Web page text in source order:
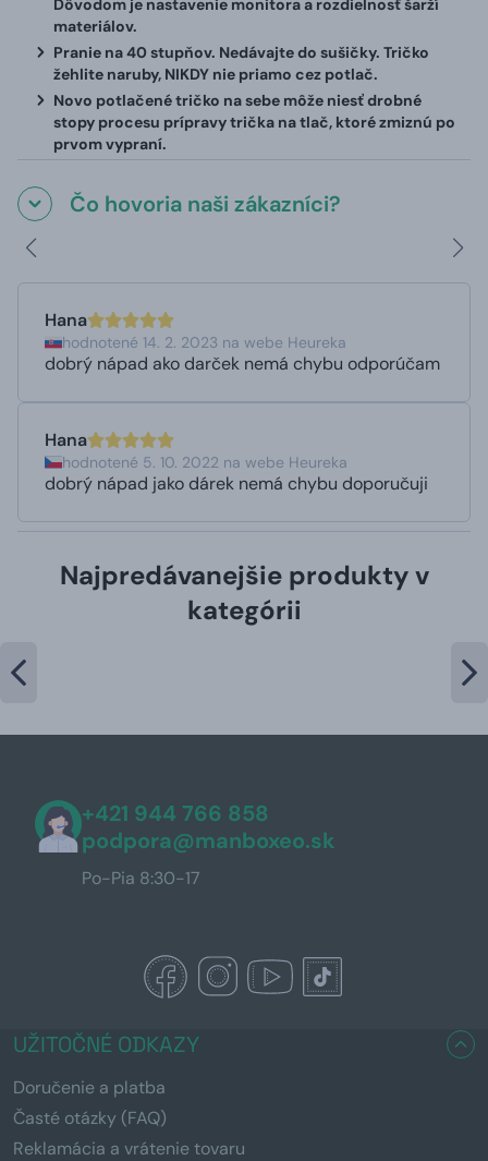
materiálov.
Pranie na 40 stupňov. Nedávajte do sušičky. Tričko
žehlite naruby, NIKDY nie priamo cez potlač.
Novo potlačené tričko na sebe môže niesť drobné
stopy procesu prípravy trička na tlač, ktoré zmiznú po
prvom vypraní.
Čo hovoria naši zákazníci?
Hana
hodnotené 14. 2. 2023 na webe Heureka
dobrý nápad ako darček nemá chybu odporúčam
Hana
hodnotené 5. 10. 2022 na webe Heureka
dobrý nápad jako dárek nemá chybu doporučuji
Najpredávanejšie produkty v
kategórii
+421 944 766 858
podpora@manboxeo.sk
Po-Pia 8:30-17
UŽITOČNÉ ODKAZY
Doručenie a platba
Časté otázky (FAQ)
Reklamácia a vrátenie tovaru